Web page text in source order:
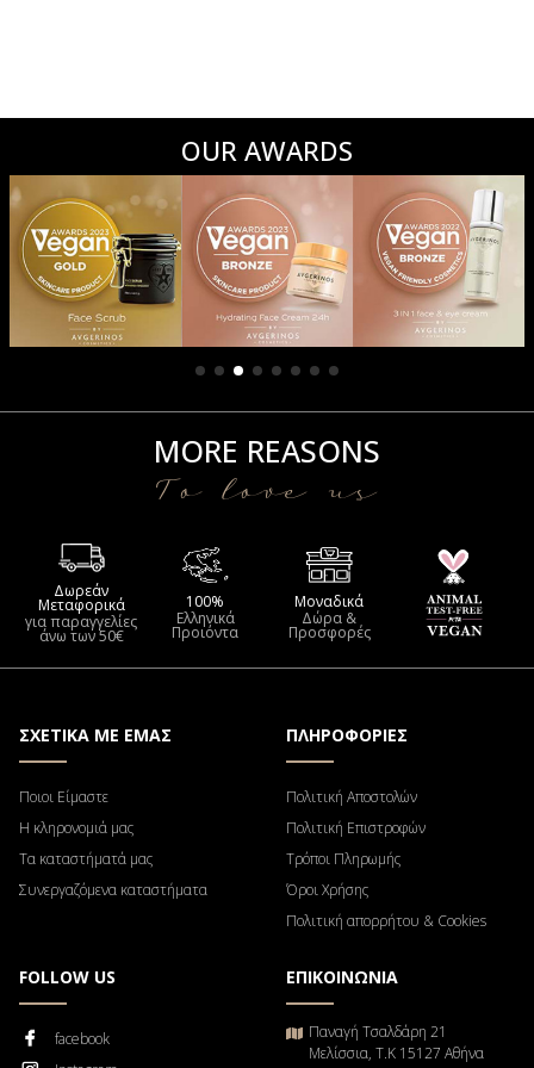
OUR AWARDS
MORE REASONS
To love us
Δωρεάν
Μεταφορικά
για παραγγελίες
άνω των 50€
100%
Ελληνικά
Προιόντα
Μοναδικά
Δώρα &
Προσφορές
ΣΧΕΤΙΚΑ ΜΕ ΕΜΑΣ
Ποιοι Είμαστε
Η κληρονομιά μας
Τα καταστήματά μας
Συνεργαζόμενα καταστήματα
ΠΛΗΡΟΦΟΡΙΕΣ
Πολιτική Αποστολών
Πολιτική Επιστροφών
Τρόποι Πληρωμής
Όροι Χρήσης
Πολιτική απορρήτου & Cookies
FOLLOW US
facebook
ΕΠΙΚΟΙΝΩΝΙΑ
Παναγή Τσαλδάρη 21
Μελίσσια, Τ.Κ 15127 Αθήνα